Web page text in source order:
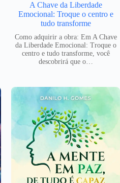
A Chave da Liberdade
Emocional: Troque o centro e
tudo transforme
Como adquirir a obra: Em A Chave
da Liberdade Emocional: Troque o
centro e tudo transforme, você
descobrirá que o…